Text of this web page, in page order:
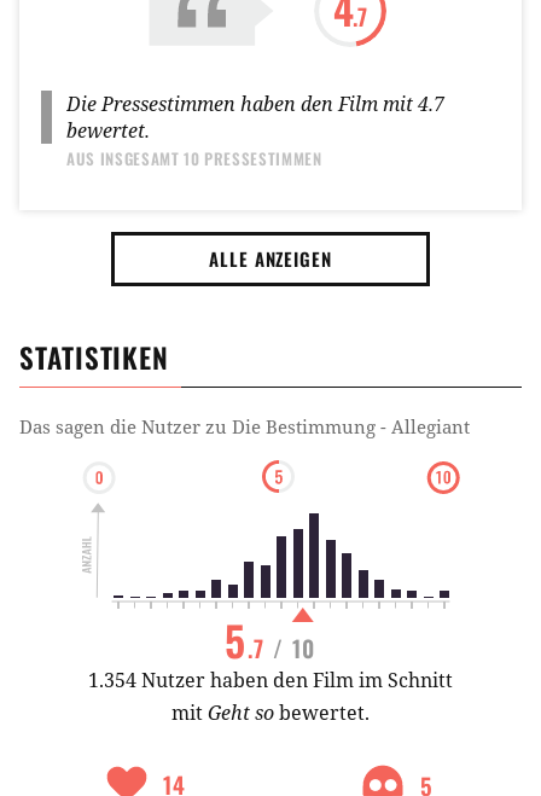
.7
Die Pressestimmen haben den Film mit4.7
bewertet.
AUS INSGESAMT10 PRESSESTIMMEN
ALLE ANZEIGEN
STATISTIKEN
Das sagen die Nutzer zu Die Bestimmung - Allegiant
5.7 / 10
1.354 Nutzer haben den Film im Schnitt
mitGeht sobewertet.
14 5